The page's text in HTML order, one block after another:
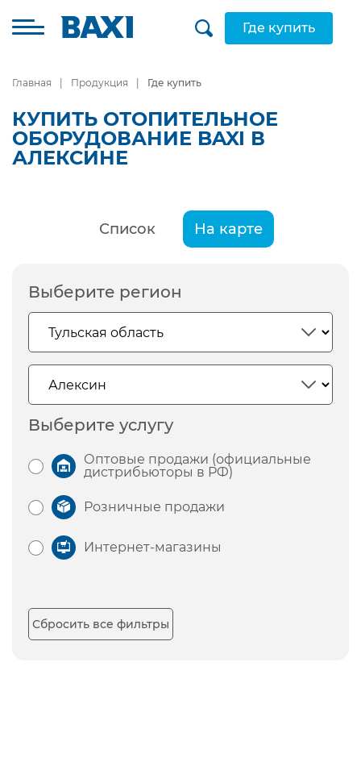
Где купить
Главная Продукция Где купить
КУПИТЬ ОТОПИТЕЛЬНОЕ
ОБОРУДОВАНИЕ BAXI В
АЛЕКСИНЕ
Список На карте
Выберите регион
Выберите услугу
Оптовые продажи (официальные
дистрибьюторы в РФ)
Розничные продажи
Интернет-магазины
Сбросить все фильтры